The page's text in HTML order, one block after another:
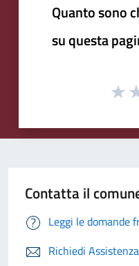
Quanto sono
su questa
Contatta il
Leggi le domande
Richiedi Assistenza